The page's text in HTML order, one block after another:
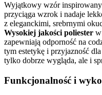
Wyjątkowy wzór
przyciąga wzrok i nadaje
z eleganckimi, srebrnymi
Wysokiej jakości poliester w
zapewniają odporność na
tym estetykę i przyjazność
tylko dobrze wygląda, ale i
Funkcjonalność i